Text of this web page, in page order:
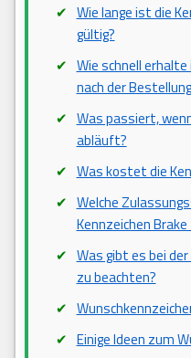
Wie lange ist die
gültig?
Wie schnell
nach der
Was passiert,
abläuft?
Was kostet die
Welche
Kennzeichen
Was gibt es bei
zu beachten?
Einige Ideen zum